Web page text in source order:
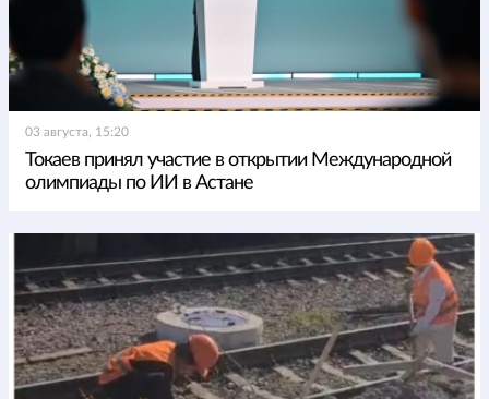
03 августа, 15:20
Токаев принял участие в открытии Международной
олимпиады по ИИ в Астане